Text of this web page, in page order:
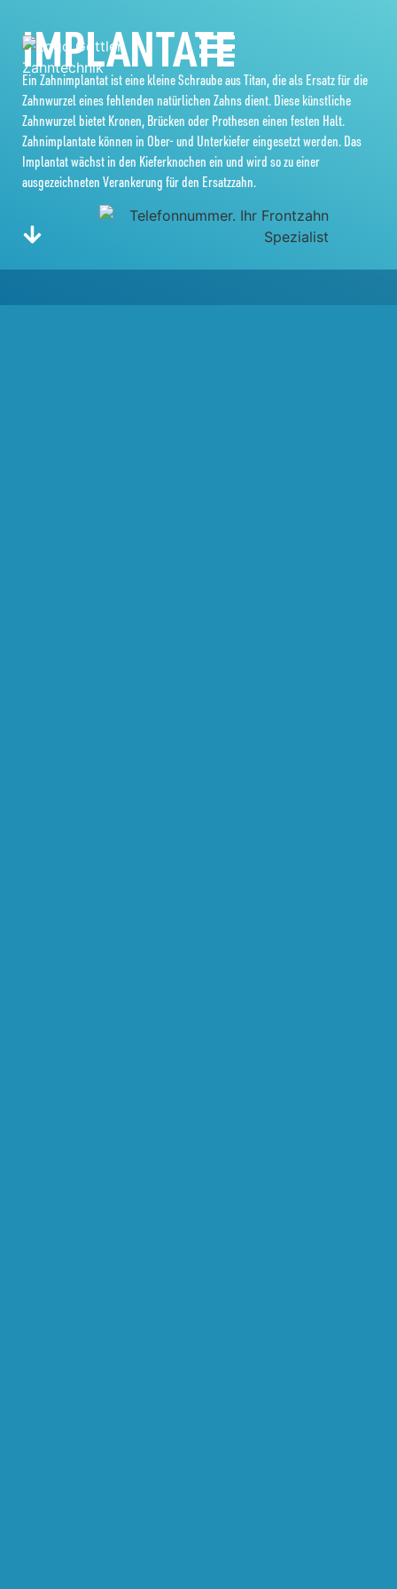
IMPLANTATE
Ein Zahnimplantat ist eine kleine Schraube aus Titan, die als Ersatz für die
Zahnwurzel eines fehlenden natürlichen Zahns dient. Diese künstliche
Zahnwurzel bietet Kronen, Brücken oder Prothesen einen festen Halt.
Zahnimplantate können in Ober- und Unterkiefer eingesetzt werden. Das
Implantat wächst in den Kieferknochen ein und wird so zu einer
ausgezeichneten Verankerung für den Ersatzzahn.